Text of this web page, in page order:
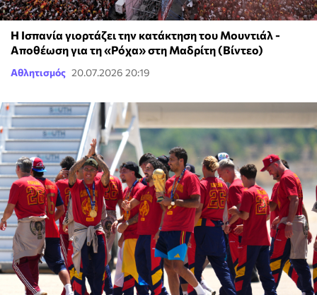
Η Ισπανία γιορτάζει την κατάκτηση του Μουντιάλ -
Αποθέωση για τη «Ρόχα» στη Μαδρίτη (Βίντεο)
Αθλητισμός 20.07.2026 20:19